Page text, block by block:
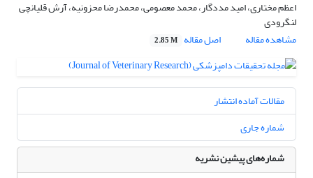
اعظم مختاری، امید مددگار، محمد معصومی، محمدرضا محزونیه، آرش قلیانچی
لنگرودی
مشاهده مقاله
اصل مقاله 2.85 M
مقالات آماده انتشار
شماره جاری
شماره‌های پیشین نشریه